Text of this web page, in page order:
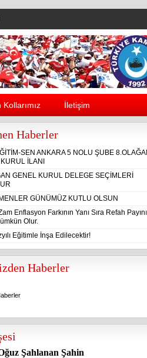
Kollarımız İletişim
Haberler
SEN ANKARA 5 NOLU ŞUBE
İLANI
GENEL KURUL DELEGE SEÇİMLERİ
GÜNÜMÜZ KUTLU OLSUN
Enflasyon Farkının Yanı Sıra Refah
Olur.
Eğitimle İnşa Edilecektir!
Haberler
Şahlanan Şahin